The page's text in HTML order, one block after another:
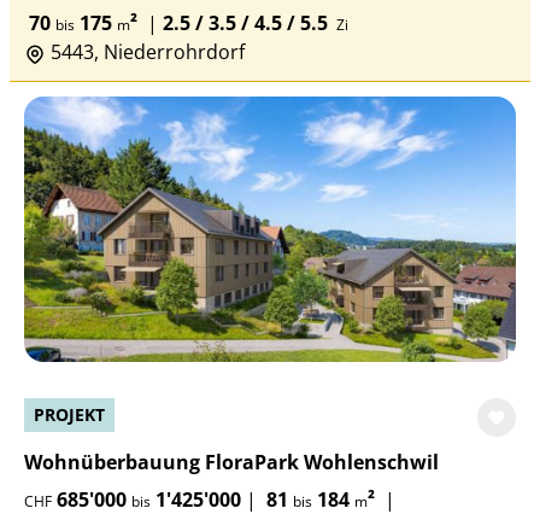
70 bis 175 m² | 2.5 / 3.5 / 4.5 / 5.5 Zi
5443, Niederrohrdorf
PROJEKT
Wohnüberbauung FloraPark Wohlenschwil
CHF 685'000 bis 1'425'000 | 81 bis 184 m² |